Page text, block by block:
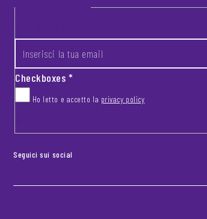
Footer newsletter
Checkboxes*
Ho letto e accetto la privacy policy
Seguici sui social